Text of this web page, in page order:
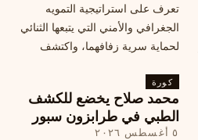
تعرف على استراتيجية التمويه
الجغرافي والأمني التي يتبعها الثنائي
لحماية سرية زفافهما، واكتشف
في البرتغال، واعرف ما هي الخطوات
القادمة في هذا الحدث العالمي
كورة
محمد صلاح يخضع للكشف
الطبي في طرابزون سبور
٥ أغسطس ٢٠٢٦